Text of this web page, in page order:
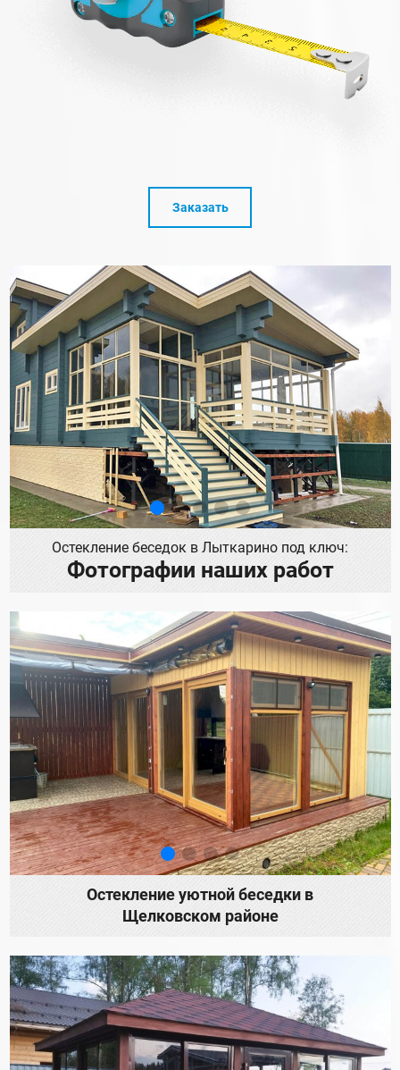
Заказать
Остекление беседок в Лыткарино под ключ:
Фотографии наших работ
Остекление уютной беседки в
Щелковском районе